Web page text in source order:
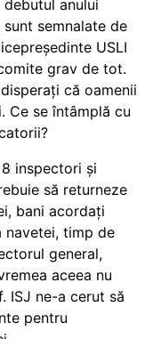
anului
semnalate de
USLI
grav de tot.
că oamenii
Ce se întâmplă cu
inspectori și
să returneze
bani acordați
navetei, timp de
general,
aceea nu
ISJ ne-a cerut să
pentru